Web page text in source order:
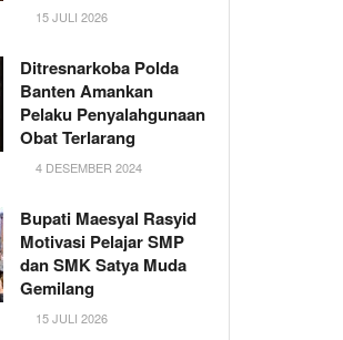
15 JULI 2026
Ditresnarkoba Polda
Banten Amankan
Pelaku Penyalahgunaan
Obat Terlarang
4 DESEMBER 2024
Bupati Maesyal Rasyid
Motivasi Pelajar SMP
dan SMK Satya Muda
Gemilang
15 JULI 2026